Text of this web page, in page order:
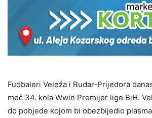
Fudbaleri Veleža i Rudar-Prijedora
meč 34. kola Wwin Premijer lige BiH.
do pobjede kojom bi obezbijedio